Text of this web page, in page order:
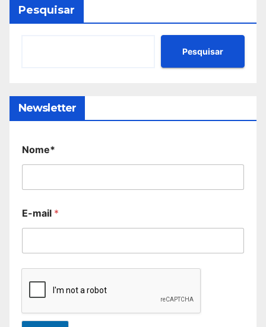
Pesquisar
Pesquisar
Newsletter
Nome*
E-mail *